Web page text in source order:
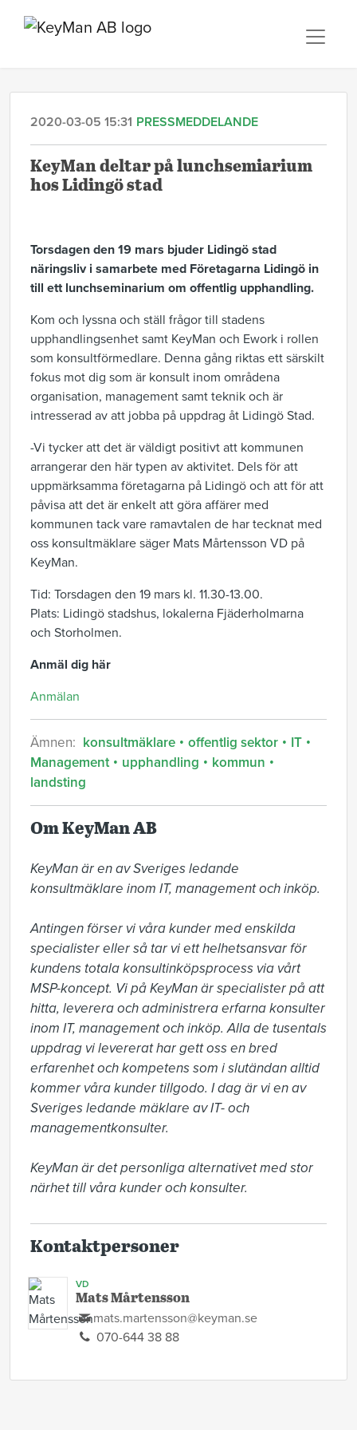
2020-03-05 15:31 PRESSMEDDELANDE
KeyMan deltar på lunchsemiarium
hos Lidingö stad
Torsdagen den 19 mars bjuder Lidingö stad
näringsliv i samarbete med Företagarna Lidingö in
till ett lunchseminarium om offentlig upphandling.
Kom och lyssna och ställ frågor till stadens
upphandlingsenhet samt KeyMan och Ework i rollen
som konsultförmedlare. Denna gång riktas ett särskilt
fokus mot dig som är konsult inom områdena
organisation, management samt teknik och är
intresserad av att jobba på uppdrag åt Lidingö Stad.
-Vi tycker att det är väldigt positivt att kommunen
arrangerar den här typen av aktivitet. Dels för att
uppmärksamma företagarna på Lidingö och att för att
påvisa att det är enkelt att göra affärer med
kommunen tack vare ramavtalen de har tecknat med
oss konsultmäklare säger Mats Mårtensson VD på
KeyMan.
Tid: Torsdagen den 19 mars kl. 11.30-13.00.
Plats: Lidingö stadshus, lokalerna Fjäderholmarna
och Storholmen.
Anmäl dig här
Anmälan
Ämnen: konsultmäklare offentlig sektor
IT
Management
upphandling
kommun
landsting
Om KeyMan AB
KeyMan är en av Sveriges ledande
konsultmäklare inom IT, management och inköp.
Antingen förser vi våra kunder med enskilda
specialister eller så tar vi ett helhetsansvar för
kundens totala konsultinköpsprocess via vårt
MSP-koncept. Vi på KeyMan är specialister på att
hitta, leverera och administ­rera erfarna konsulter
inom IT, management och inköp. Alla de tusentals
uppdrag vi levererat har gett oss en bred
erfarenhet och kompetens som i slutändan alltid
kommer våra kunder tillgodo. I dag är vi en av
Sveriges ledande mäklare av IT- och
managementkonsulter.
KeyMan är det personliga alternativet med stor
närhet till våra kunder och konsulter.
Kontaktpersoner
VD
Mats Mårtensson
mats.martensson@keyman.se
070-644 38 88